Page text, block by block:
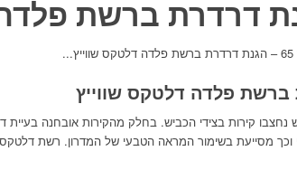
על כביש 65 המחודש נחצבו קירות בצידי הכביש. בחלק
וכך מסייעת בשימור המראה הטבעי של המדרון. רשת